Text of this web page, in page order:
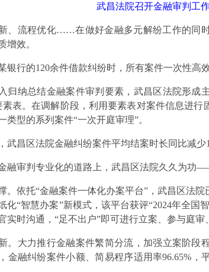
武昌法院召开金融审判工作
、流程优化……在做好金融多元解纷工作的同
增效。
银行的120余件借款纠纷时，所有案件一次性高
归纳总结金融案件审判要素，武昌区法院形成
素表。在调解阶段，利用要素表对案件信息进
类型的系列案件“一次开庭审理”。
武昌区法院金融纠纷案件平均结案时长同比减少
融审判专业化的道路上，武昌区法院久久为功
。依托“金融案件一体化办案平台”，武昌区法
化“智慧办案”新模式，该平台获评“2024年全国
实时沟通，“足不出户”即可进行立案、参与庭审
。大力推行金融案件繁简分流，加强立案阶段
金融纠纷案件小额、简易程序适用率96.65%